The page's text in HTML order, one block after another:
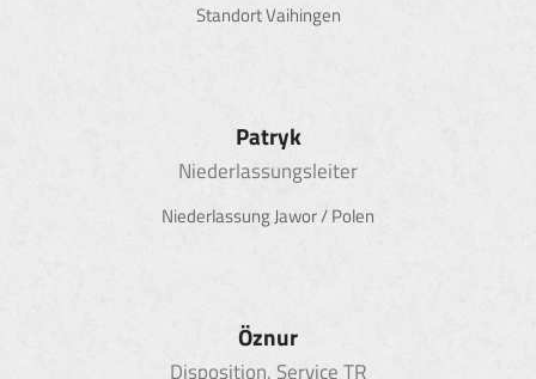
Standort Vaihingen
Patryk
Niederlassungsleiter
Niederlassung Jawor / Polen
Öznur
Disposition, Service TR